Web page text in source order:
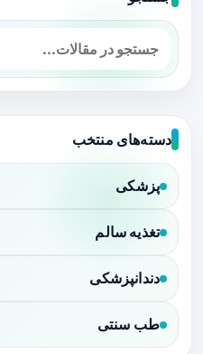
دسته‌های منتخب
پزشکی
تغذیه سالم
دندانپزشکی
طب سنتی